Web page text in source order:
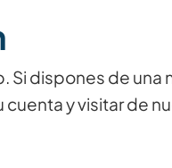
Si dispones de una
y visitar de